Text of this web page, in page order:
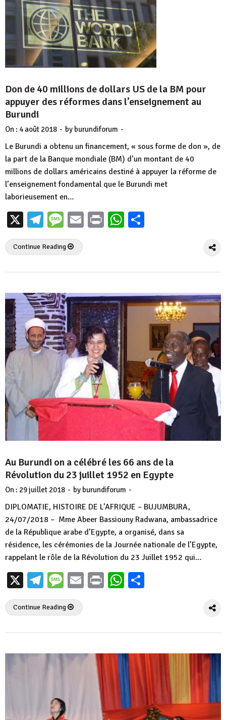
Don de 40 millions de dollars US de la BM pour
appuyer des réformes dans l’enseignement au
Burundi
On : 4 août 2018 - by burundiforum -
Le Burundi a obtenu un financement, « sous forme de don », de
la part de la Banque mondiale (BM) d’un montant de 40
millions de dollars américains destiné à appuyer la réforme de
l’enseignement fondamental que le Burundi met
laborieusement en…
X Telegram
Message
EmailPrintWhatsApp
Continue Reading
Au Burundi on a célébré les 66 ans de la
Révolution du 23 juillet 1952 en Egypte
On : 29 juillet 2018 - by burundiforum -
DIPLOMATIE, HISTOIRE DE L’AFRIQUE – BUJUMBURA,
24/07/2018 – Mme Abeer Bassiouny Radwana, ambassadrice
de la République arabe d’Egypte, a organisé, dans sa
résidence, les cérémonies de la Journée nationale de l’Egypte,
rappelant le rôle de la Révolution du 23 Juillet 1952 qui…
X Telegram
Message
EmailPrintWhatsApp
Continue Reading